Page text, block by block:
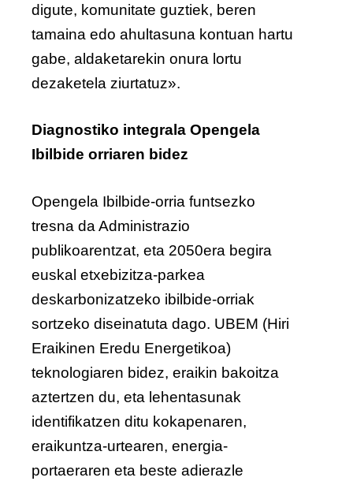
digute, komunitate guztiek, beren
tamaina edo ahultasuna kontuan hartu
gabe, aldaketarekin onura lortu
dezaketela ziurtatuz».
Diagnostiko integrala Opengela
Ibilbide orriaren bidez
Opengela Ibilbide-orria funtsezko
tresna da Administrazio
publikoarentzat, eta 2050era begira
euskal etxebizitza-parkea
deskarbonizatzeko ibilbide-orriak
sortzeko diseinatuta dago. UBEM (Hiri
Eraikinen Eredu Energetikoa)
teknologiaren bidez, eraikin bakoitza
aztertzen du, eta lehentasunak
identifikatzen ditu kokapenaren,
eraikuntza-urtearen, energia-
portaeraren eta beste adierazle